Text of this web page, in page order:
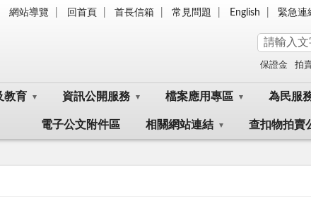
網站導覽 回首頁 首長信箱 常見問題 English 緊急連
保證金 拍
教育 資訊公開服務 檔案應用專區 為民服
電子公文附件區 相關網站連結 查扣物拍賣